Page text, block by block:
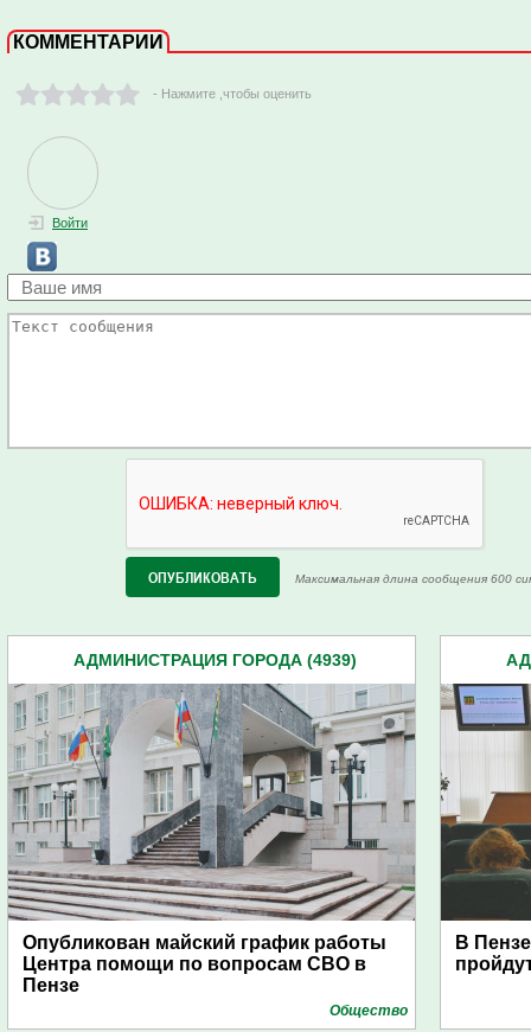
КОММЕНТАРИИ
- Нажмите ,чтобы оценить
Войти
Максимальная длина сообщения 600
АДМИНИСТРАЦИЯ ГОРОДА (4939)
Опубликован майский график работы
Центра помощи по вопросам СВО в
Пензе
Общество
В